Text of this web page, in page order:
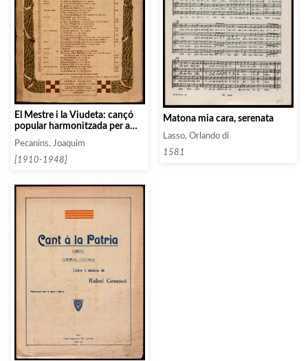
El Mestre i la Viudeta: cançó
popular harmonitzada per a
Pecanins, Joaquim
[1910-1948]
Matona mia cara, serenata
Lasso, Orlando di
1581